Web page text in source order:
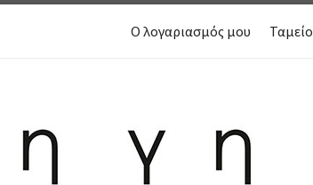
Ο λογαριασμός μου Ταμείο